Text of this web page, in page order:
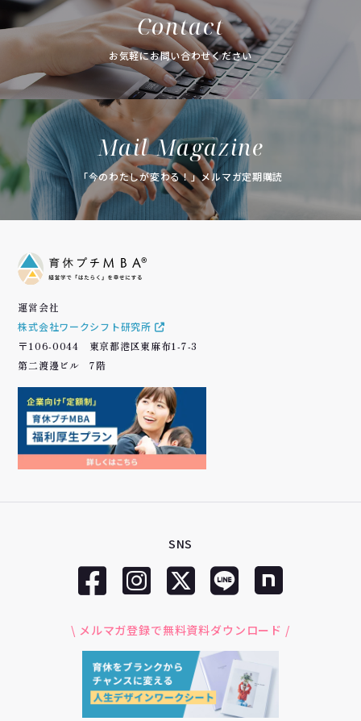
Contact
お気軽にお問い合わせください
Mail Magazine
「今のわたしが変わる！」メルマガ定期購読
運営会社
株式会社ワークシフト研究所
〒106-0044 東京都港区東麻布1-7-3
第二渡邊ビル 7階
SNS
\ メルマガ登録で無料資料ダウンロード /